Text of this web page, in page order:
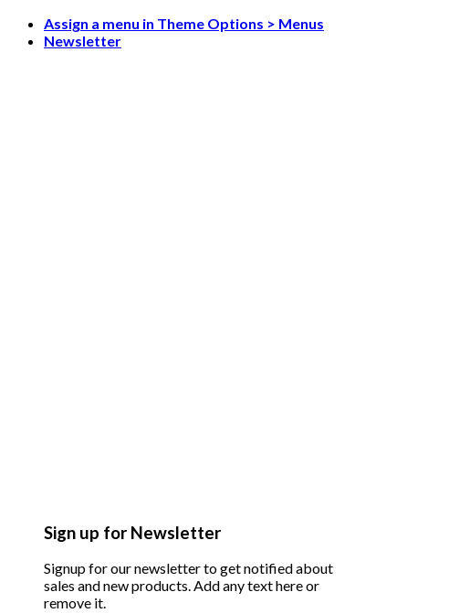
Skip
Assign a menu in Theme Options > Menus
Newsletter
Sign up for Newsletter
Signup for our newsletter to get notified about
sales and new products. Add any text here or
remove it.